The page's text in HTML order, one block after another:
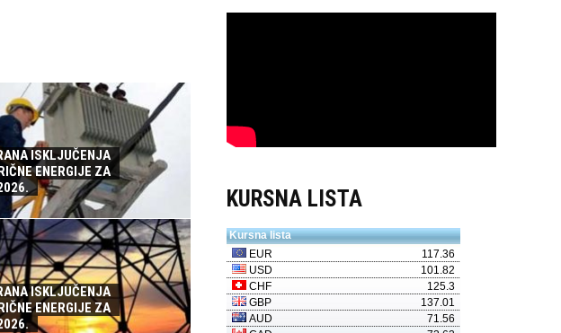
ISKLJUČENJA
ENERGIJE ZA
ISKLJUČENJA
ENERGIJE ZA
KURSNA LISTA